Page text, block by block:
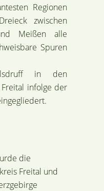
Regionen
zwischen
Meißen alle
Spuren
in den
infolge der
die
Freital und